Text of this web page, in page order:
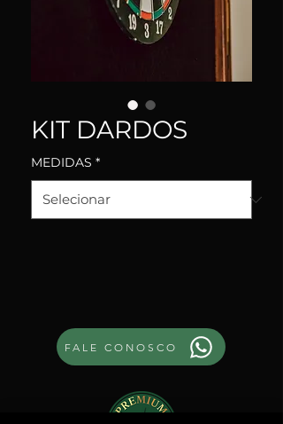
KIT DARDOS
MEDIDAS *
FALE CONOSCO